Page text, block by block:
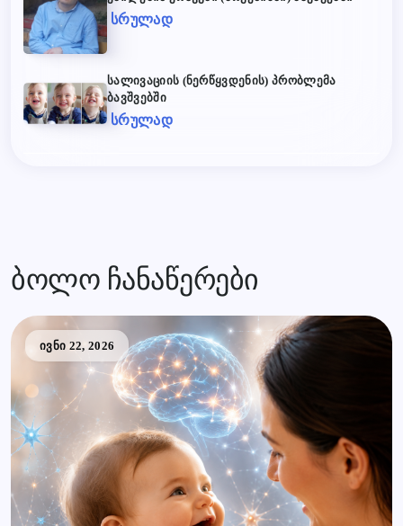
სრულად
სალივაციის (ნერწყვდენის) პრობლემა
ბავშვებში
სრულად
ბოლო ჩანაწერები
ივნი 22, 2026